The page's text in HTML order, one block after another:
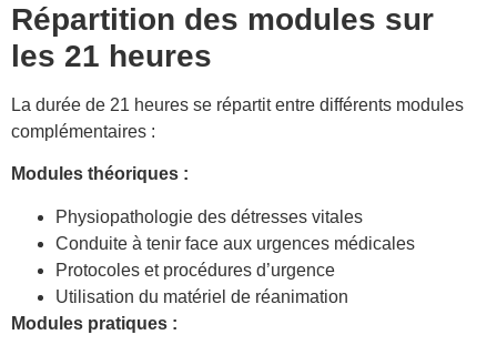
Répartition des modules sur
les 21 heures
La durée de 21 heures se répartit entre différents modules
complémentaires :
Modules théoriques :
Physiopathologie des détresses vitales
Conduite à tenir face aux urgences médicales
Protocoles et procédures d’urgence
Utilisation du matériel de réanimation
Modules pratiques :